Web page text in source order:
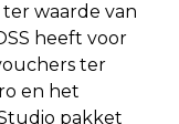
waarde van
heeft voor
ter
en het
pakket